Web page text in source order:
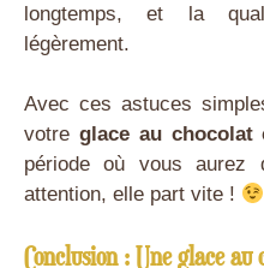
longtemps, et la
légèrement.
Avec ces astuces
votre glace au chocolat
période où vous aurez
attention, elle part vite !
Conclusion : Une glace au